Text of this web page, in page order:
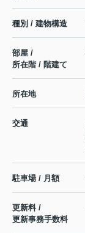
種別 / 建物構造
部屋 /
所在階 / 階建て
所在地
交通
駐車場 / 月額
更新料 /
更新事務手数料